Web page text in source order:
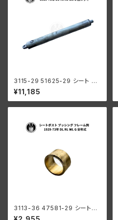
3115-29 51625-29 シート プ
ランジャー チューブ ハーレーダ
ビッドソン 1929-73年 DL VL
RL WL G 白メッキ
¥11,185
3113-36 47581-29 シートポ
スト ブッシング フレーム側 ハー